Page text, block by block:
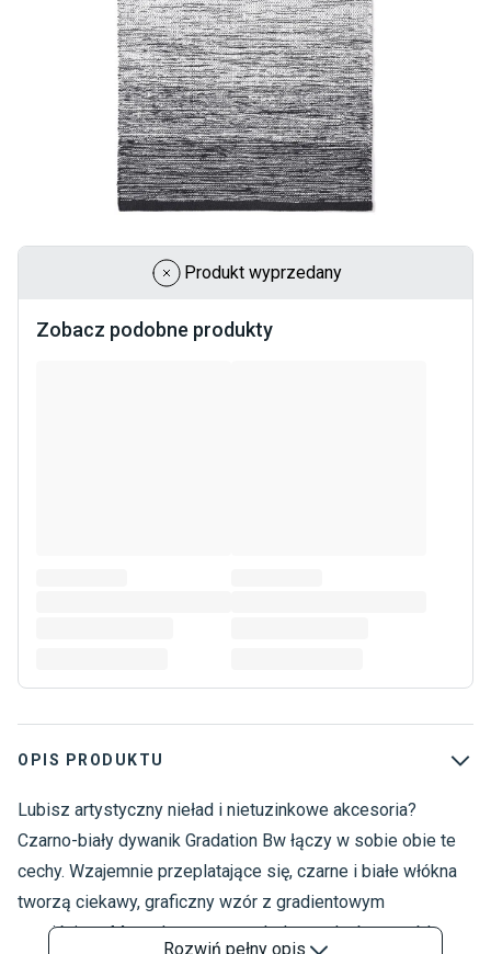
Produkt wyprzedany
Zobacz podobne produkty
OPIS PRODUKTU
Lubisz artystyczny nieład i nietuzinkowe akcesoria?
Czarno-biały dywanik Gradation Bw łączy w sobie obie te
cechy. Wzajemnie przeplatające się, czarne i białe włókna
tworzą ciekawy, graficzny wzór z gradientowym
przejściem. Monochromatyczna kolorystyka bez problemu
Rozwiń pełny opis